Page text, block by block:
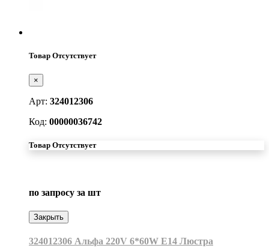
Товар Отсутствует
×
Арт: 324012306
Код: 00000036742
Товар Отсутствует
по запросу за шт
Закрыть
324012306 Альфа 220V 6*60W Е14 Люстра